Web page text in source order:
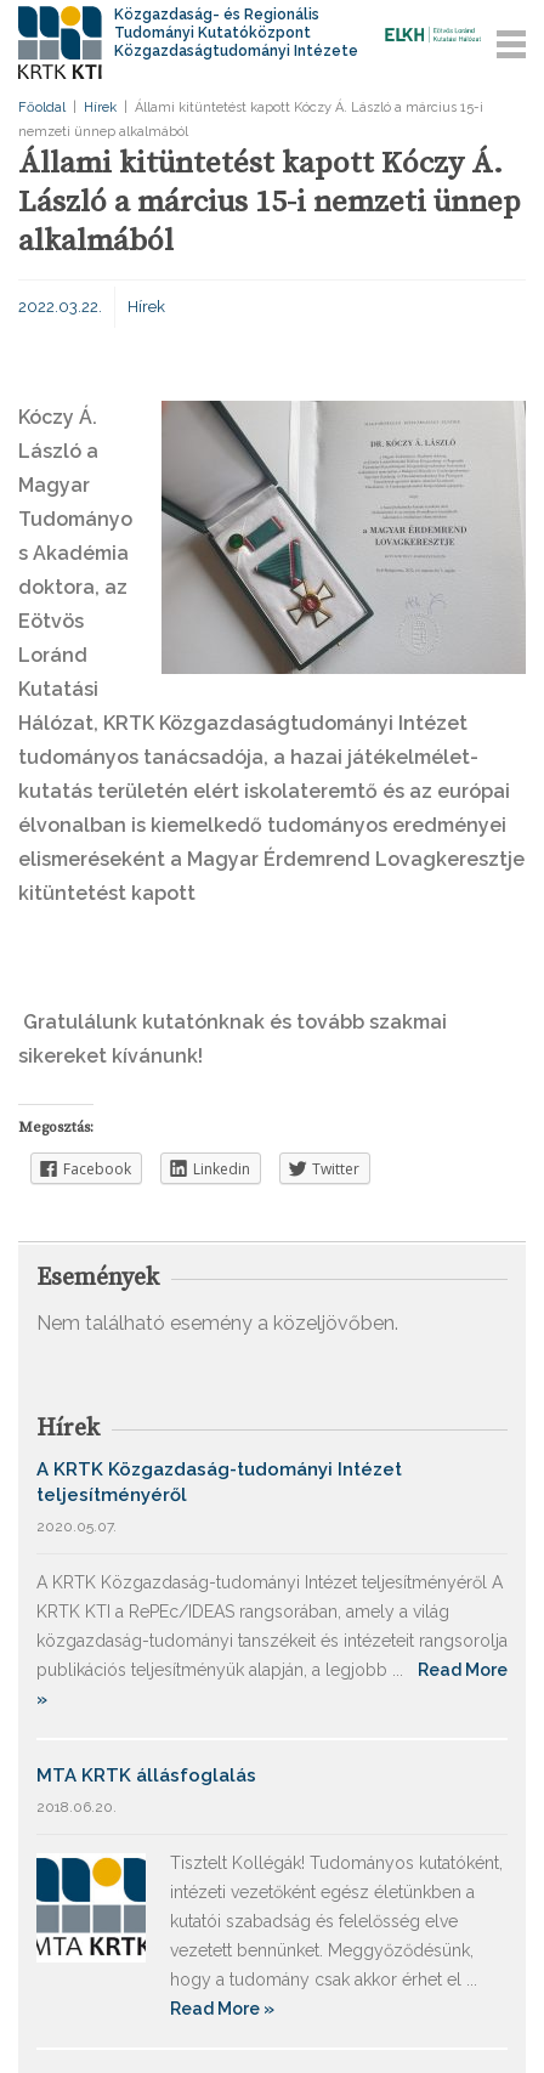
Közgazdaság- és Regionális
Tudományi Kutatóközpont
Közgazdaságtudományi Intézete
Főoldal Hírek
Állami kitüntetést kapott Kóczy Á. László a március 15-i
nemzeti ünnep alkalmából
Állami kitüntetést kapott Kóczy Á.
László a március 15-i nemzeti ünnep
alkalmából
2022.03.22. Hírek
Kóczy Á.
László a
Magyar
Tudományo
s Akadémia
doktora, az
Eötvös
Loránd
Kutatási
Hálózat, KRTK Közgazdaságtudományi Intézet
tudományos tanácsadója, a hazai játékelmélet-
kutatás területén elért iskolateremtő és az európai
élvonalban is kiemelkedő tudományos eredményei
elismeréseként a Magyar Érdemrend Lovagkeresztje
kitüntetést kapott
Gratulálunk kutatónknak és tovább szakmai
sikereket kívánunk!
Megosztás:
Facebook Linkedin Twitter
Események
Nem található esemény a közeljövőben.
Hírek
A KRTK Közgazdaság-tudományi Intézet
teljesítményéről
2020.05.07.
A KRTK Közgazdaság-tudományi Intézet teljesítményéről A
KRTK KTI a RePEc/IDEAS rangsorában, amely a világ
közgazdaság-tudományi tanszékeit és intézeteit rangsorolja
publikációs teljesítményük alapján, a legjobb ...
Read More
»
MTA KRTK állásfoglalás
2018.06.20.
Tisztelt Kollégák! Tudományos kutatóként,
intézeti vezetőként egész életünkben a
kutatói szabadság és felelősség elve
vezetett bennünket. Meggyőződésünk,
hogy a tudomány csak akkor érhet el ...
Read More »